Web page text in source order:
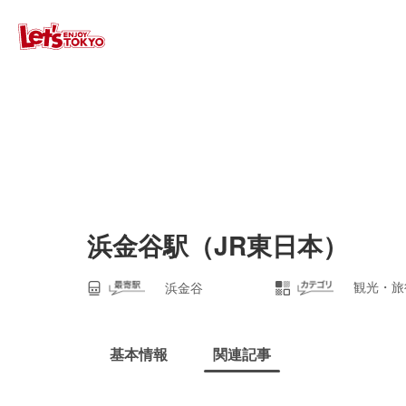
浜金谷駅（JR東日本）
浜金谷 観光・
基本情報 関連記事